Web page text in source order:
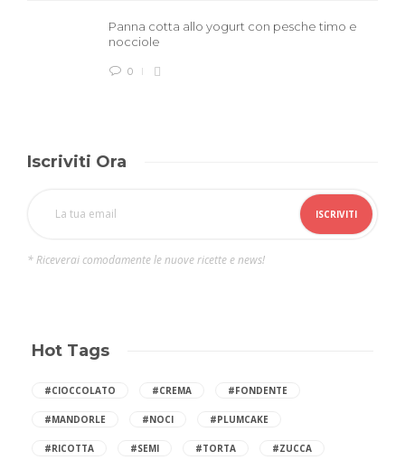
Panna cotta allo yogurt con pesche timo e
nocciole
0
Iscriviti Ora
* Riceverai comodamente le nuove ricette e news!
Hot Tags
#CIOCCOLATO #CREMA #FONDENTE
#MANDORLE #NOCI #PLUMCAKE
#RICOTTA #SEMI #TORTA #ZUCCA